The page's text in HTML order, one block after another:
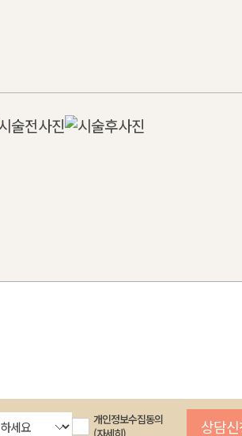
개인정보수집동의